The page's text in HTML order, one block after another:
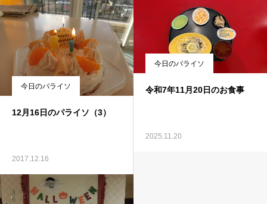
今日のパライソ
12月16日のパライソ（3）
2017.12.16
今日のパライソ
令和7年11月20日のお食事
2025.11.20